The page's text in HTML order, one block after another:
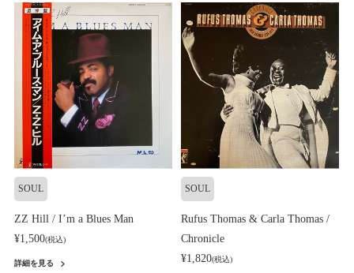
SOUL
ZZ Hill / I’m a Blues Man
¥1,500(税込)
詳細を見る
SOUL
Rufus Thomas & Carla Thomas /
Chronicle
¥1,820(税込)